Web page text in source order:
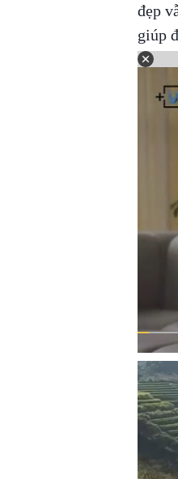
đẹp
giúp